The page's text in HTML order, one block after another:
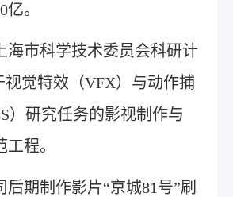
。
海市科学技术委员会科研计
视觉特效（VFX）与动作捕
）研究任务的影视制作与
程。
后期制作影片“京城81号”刷